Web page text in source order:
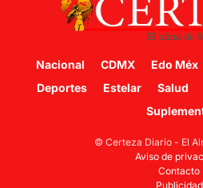
Nacional CDMX Edo Méx
Deportes
Estelar Salud
© Certeza Diario - El
Aviso de
Contacto
Publicidad